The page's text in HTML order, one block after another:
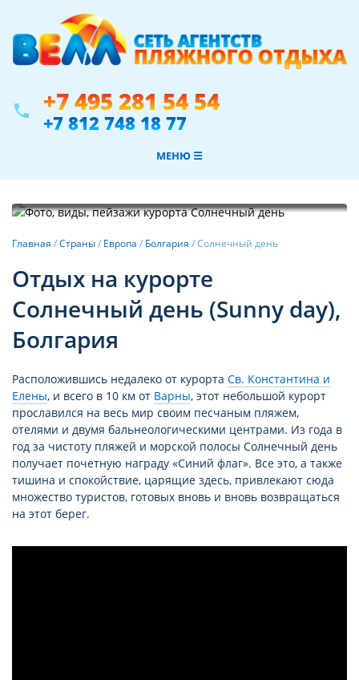
phone +7 495 281 54 54
+7 812 748 18 77
МЕНЮ ☰
Фотогалерея
Главная /Страны/ Европа / Болгария /Солнечный день
Отдых на курорте
Солнечный день (Sunny day),
Болгария
Расположившись недалеко от курорта Св. Константина и
Елены, и всего в 10 км от Варны, этот небольшой курорт
прославился на весь мир своим песчаным пляжем,
отелями и двумя бальнеологическими центрами. Из года в
год за чистоту пляжей и морской полосы Солнечный день
получает почетную награду «Синий флаг». Все это, а также
тишина и спокойствие, царящие здесь, привлекают сюда
множество туристов, готовых вновь и вновь возвращаться
на этот берег.